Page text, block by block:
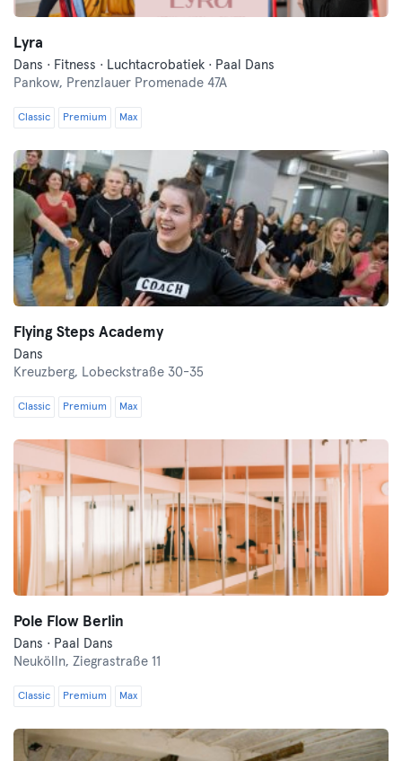
Lyra
Dans · Fitness · Luchtacrobatiek · Paal Dans
Pankow, Prenzlauer Promenade 47A
Classic Premium Max
Flying Steps Academy
Dans
Kreuzberg, Lobeckstraße 30-35
Classic Premium Max
Pole Flow Berlin
Dans · Paal Dans
Neukölln, Ziegrastraße 11
Classic Premium Max